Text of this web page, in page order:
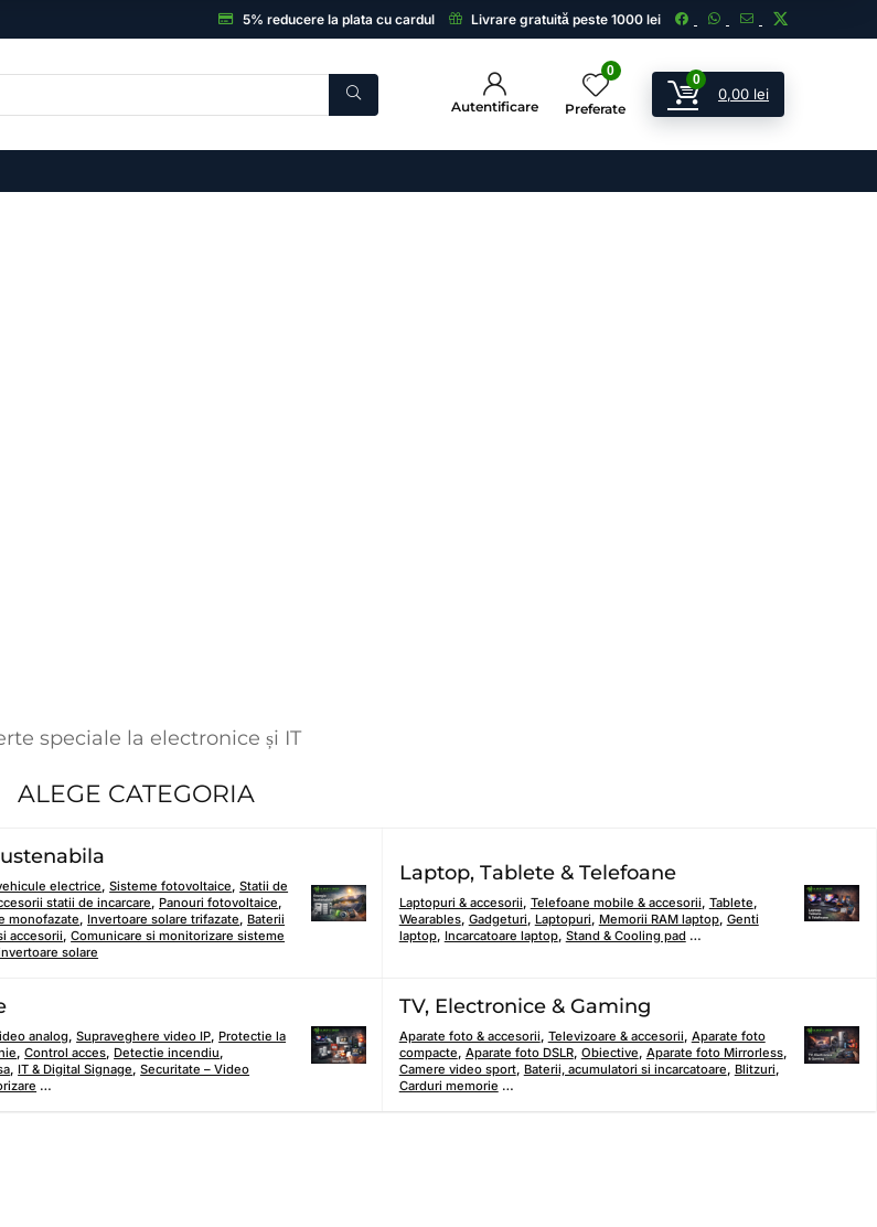
5% reducere la plata cu cardul Livrare gratuită peste 1000 lei
Autentificare
0
Preferate
0
0,00 lei
și accesorii
magazin de încredere.
speciale la electronice și IT
ALEGE CATEGORIA
electrice,Sisteme fotovoltaice,Statii de
statii de incarcare, Panouri fotovoltaice,
monofazate, Invertoare solare trifazate, Baterii
accesorii,Comunicare si monitorizare sisteme
solare
Laptop, Tablete & Telefoane
Laptopuri & accesorii, Telefoane mobile & accesorii, Tablete,
Wearables, Gadgeturi, Laptopuri, Memorii RAM laptop, Genti
laptop, Incarcatoare laptop, Stand & Cooling pad…
analog,Supraveghere video IP, Protectie la
,Control acces, Detectie incendiu,
, IT & Digital Signage,Securitate – Video
…
TV, Electronice & Gaming
Aparate foto & accesorii, Televizoare & accesorii, Aparate foto
compacte, Aparate foto DSLR, Obiective, Aparate foto Mirrorless,
Camere video sport, Baterii, acumulatori si incarcatoare, Blitzuri,
Carduri memorie …